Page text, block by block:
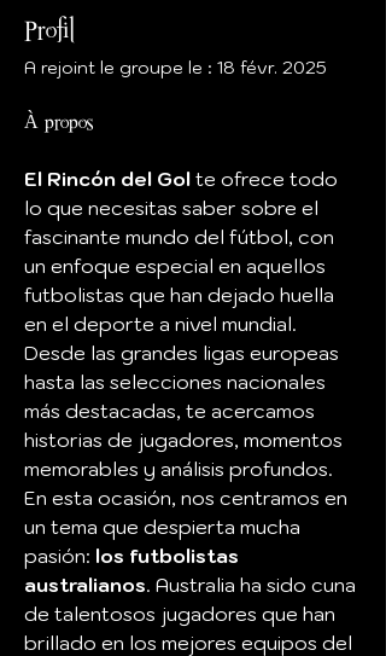
Profil
A rejoint le groupe le : 18 févr. 2025
À propos
El Rincón del Gol te ofrece todo
lo que necesitas saber sobre el
fascinante mundo del fútbol, con
un enfoque especial en aquellos
futbolistas que han dejado huella
en el deporte a nivel mundial.
Desde las grandes ligas europeas
hasta las selecciones nacionales
más destacadas, te acercamos
historias de jugadores, momentos
memorables y análisis profundos.
En esta ocasión, nos centramos en
un tema que despierta mucha
pasión: los futbolistas
australianos. Australia ha sido cuna
de talentosos jugadores que han
brillado en los mejores equipos del